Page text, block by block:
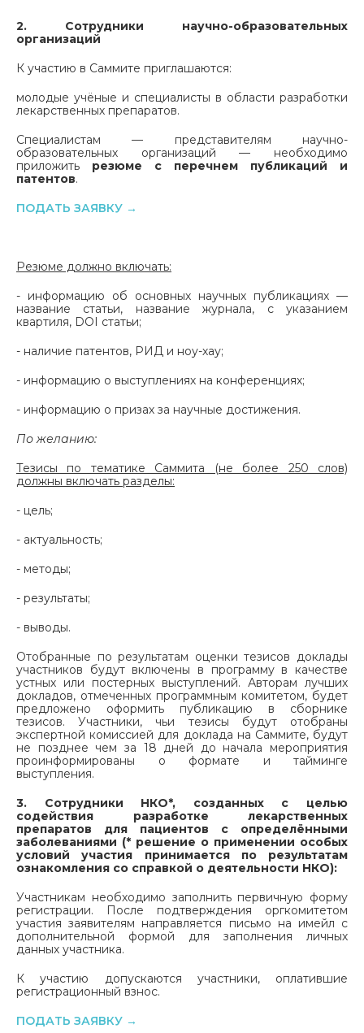
2. Сотрудники научно-образовательных
организаций
К участию в Саммите приглашаются:
молодые учёные и специалисты в области разработки
лекарственных препаратов.
Специалистам — представителям научно-
образовательных организаций — необходимо
приложить резюме с перечнем публикаций и
патентов.
ПОДАТЬ ЗАЯВКУ →
Резюме должно включать:
- информацию об основных научных публикациях —
название статьи, название журнала, с указанием
квартиля, DOI статьи;
- наличие патентов, РИД и ноу-хау;
- информацию о выступлениях на конференциях;
- информацию о призах за научные достижения.
По желанию:
Тезисы по тематике Саммита (не более 250 слов)
должны включать разделы:
- цель;
- актуальность;
- методы;
- результаты;
- выводы.
Отобранные по результатам оценки тезисов доклады
участников будут включены в программу в качестве
устных или постерных выступлений. Авторам лучших
докладов, отмеченных программным комитетом, будет
предложено оформить публикацию в сборнике
тезисов. Участники, чьи тезисы будут отобраны
экспертной комиссией для доклада на Саммите, будут
не позднее чем за 18 дней до начала мероприятия
проинформированы о формате и тайминге
выступления.
3. Сотрудники НКО*, созданных с целью
содействия разработке лекарственных
препаратов для пациентов с определёнными
заболеваниями (* решение о применении особых
условий участия принимается по результатам
ознакомления со справкой о деятельности НКО):
Участникам необходимо заполнить первичную форму
регистрации. После подтверждения оргкомитетом
участия заявителям направляется письмо на имейл с
дополнительной формой для заполнения личных
данных участника.
К участию допускаются участники, оплатившие
регистрационный взнос.
ПОДАТЬ ЗАЯВКУ →